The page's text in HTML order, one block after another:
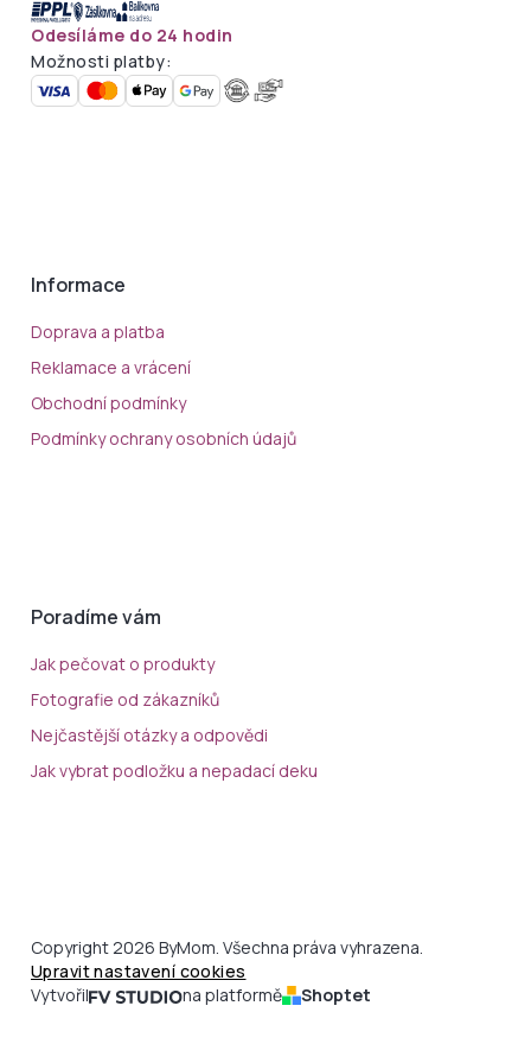
Odesíláme do 24 hodin
Možnosti platby:
Informace
Doprava a platba
Reklamace a vrácení
Obchodní podmínky
Podmínky ochrany osobních údajů
Poradíme vám
Jak pečovat o produkty
Fotografie od zákazníků
Nejčastější otázky a odpovědi
Jak vybrat podložku a nepadací deku
Copyright 2026 ByMom. Všechna práva vyhrazena.
Upravit nastavení cookies
Vytvořil
na platformě Shoptet